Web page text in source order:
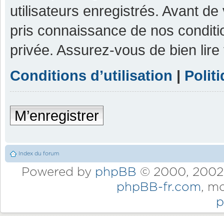
utilisateurs enregistrés. Avant
pris connaissance de nos
privée. Assurez-vous de bien
Conditions d’utilisation |
M’enregistrer
Index du forum
Powered by phpBB © 2000,
phpBB-fr.com,